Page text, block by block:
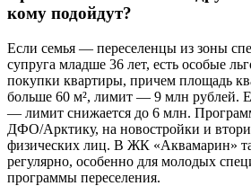
кому подойдут?
Если семья — переселенцы из зоны
супруга младше 36 лет, есть особые
покупки квартиры, причем площадь
больше 60 м², лимит — 9 млн рублей.
— лимит снижается до 6 млн.
ДФО/Арктику, на новостройки и
физических лиц. В ЖК «Аквамарин»
регулярно, особенно для молодых
программы переселения.